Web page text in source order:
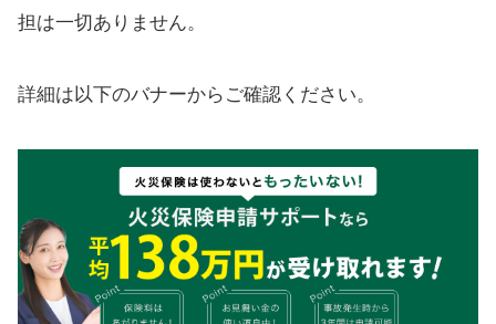
担は一切ありません。
詳細は以下のバナーからご確認ください。